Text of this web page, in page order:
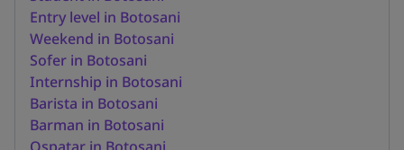
Entry level in Botosani
Weekend in Botosani
Sofer in Botosani
Internship in Botosani
Barista in Botosani
Barman in Botosani
Ospatar in Botosani